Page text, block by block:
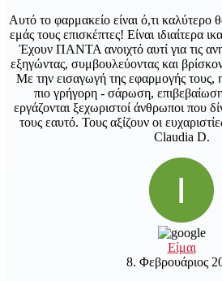
Αυτό το φαρμακείο είναι ό,τι
εμάς τους επισκέπτες! Είναι ιδιαίτερα
Έχουν ΠΑΝΤΑ ανοιχτό αυτί για τις
εξηγώντας, συμβουλεύοντας και
Με την εισαγωγή της εφαρμογής τους,
πιο γρήγορη - σάρωση,
εργάζονται ξεχωριστοί άνθρωποι που
τους εαυτό. Τους αξίζουν οι
Claudia D.
Είμαι
8. Φεβρουάριος